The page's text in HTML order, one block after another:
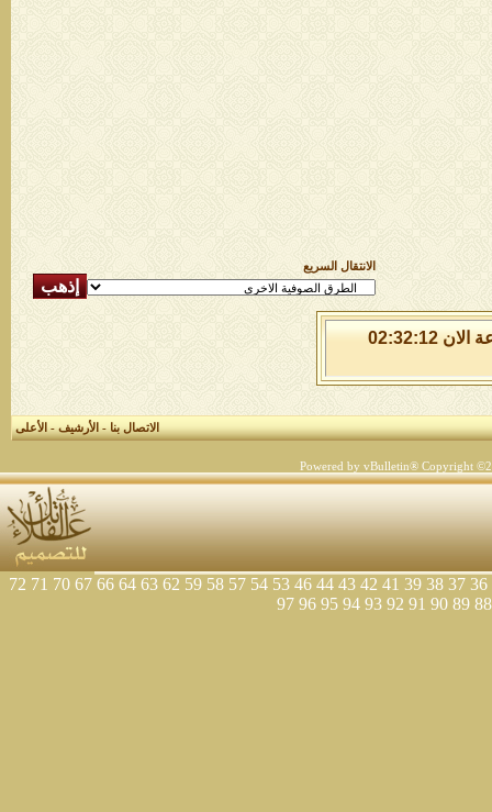
الانتقال السريع
الجمعة 7 من اغسطس 2026 , الساعة الان 02:32:12
الاتصال بنا-الأرشيف-الأعلى
Powered by vBulletin® Copyright
36
37
38
39
41
42
43
44
46
53
54
57
58
59
62
63
64
66
67
70
71
72
88
89
90
91
92
93
94
95
96
97